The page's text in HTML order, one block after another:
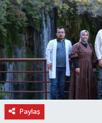
Paylaş